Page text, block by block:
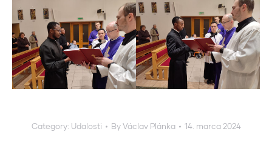
Category: Udalosti ByVáclav Plánka 14. marca 2024